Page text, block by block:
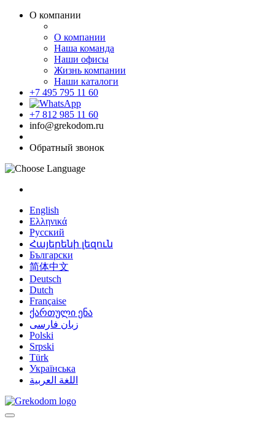
О компании
О компании
Наша команда
Наши офисы
Жизнь компании
Наши каталоги
+7 495 795 11 60
+7 812 985 11 60
info@grekodom.ru
Обратный звонок
English
Ελληνικά
Русский
Հայերենի լեզուն
Български
简体中文
Deutsch
Dutch
Française
ქართული ენა
زبان فارسی
Polski
Srpski
Türk
Українська
اللغة العربية